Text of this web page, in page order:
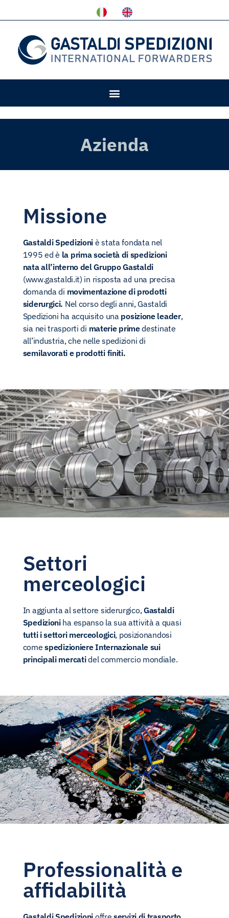
Azienda
Missione
Gastaldi Spedizioni è stata fondata nel
1995 ed è la prima società di spedizioni
nata all’interno del Gruppo Gastaldi
(www.gastaldi.it) in risposta ad una precisa
domanda di movimentazione di prodotti
siderurgici. Nel corso degli anni, Gastaldi
Spedizioni ha acquisito una posizione leader,
sia nei trasporti di materie primedestinate
all’industria, che nelle spedizioni di
semilavorati e prodotti finiti.
Settori
merceologici
In aggiunta al settore siderurgico, Gastaldi
Spedizioniha espanso la sua attività a quasi
tutti i settori merceologici, posizionandosi
come spedizioniere Internazionale sui
principali mercatidel commercio mondiale.
Professionalità e
affidabilità